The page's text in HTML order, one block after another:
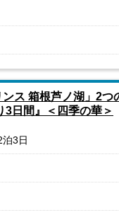
ンス 箱根芦ノ湖」2
3日間』＜四季の華＞
泊3日